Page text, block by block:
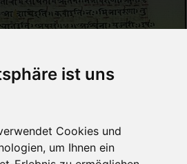
ist uns
Cookies und
um Ihnen ein
3.39-40:
Energien
samāna